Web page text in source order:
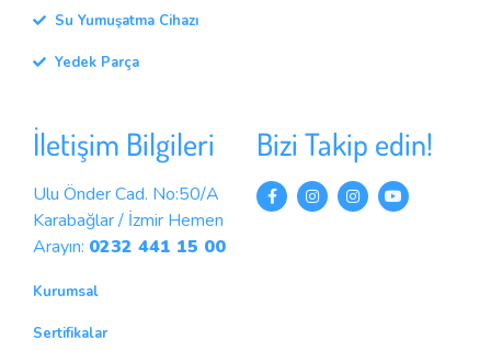
Su Yumuşatma Cihazı
Yedek Parça
İletişim Bilgileri
Ulu Önder Cad. No:50/A
Karabağlar / İzmir Hemen
Arayın: 0232 441 15 00
Kurumsal
Sertifikalar
Bizi Takip edin!